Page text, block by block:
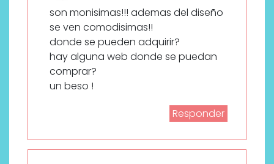
son monisimas!!! ademas del diseño
se ven comodisimas!!
donde se pueden adquirir?
hay alguna web donde se puedan
comprar?
un beso !
Responder